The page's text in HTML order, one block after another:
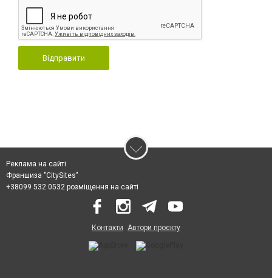
Відправити
Реклама на сайті
Франшиза "CitySites"
+38099 532 0532 розміщення на сайті
Контакти Автори проєкту